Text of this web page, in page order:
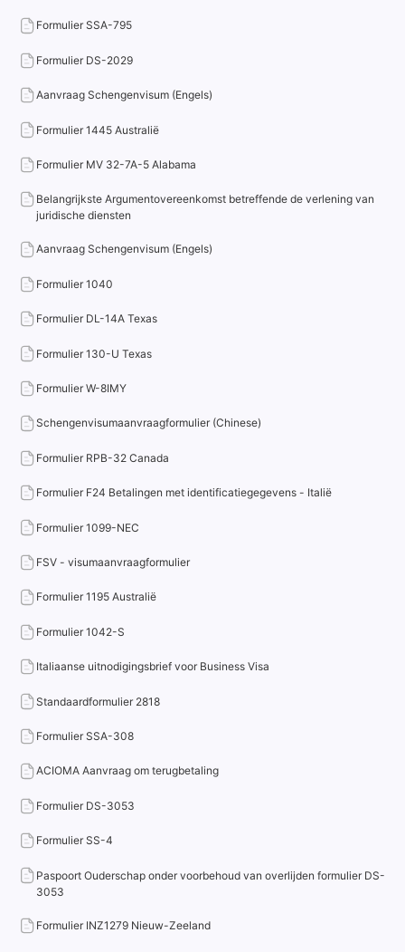
Formulier SSA-795
Formulier DS-2029
Aanvraag Schengenvisum (Engels)
Formulier 1445 Australië
Formulier MV 32-7A-5 Alabama
Belangrijkste Argumentovereenkomst betreffende de verlening van
juridische diensten
Aanvraag Schengenvisum (Engels)
Formulier 1040
Formulier DL-14A Texas
Formulier 130-U Texas
Formulier W-8IMY
Schengenvisumaanvraagformulier (Chinese)
Formulier RPB-32 Canada
Formulier F24 Betalingen met identificatiegegevens - Italië
Formulier 1099-NEC
FSV - visumaanvraagformulier
Formulier 1195 Australië
Formulier 1042-S
Italiaanse uitnodigingsbrief voor Business Visa
Standaardformulier 2818
Formulier SSA-308
ACIOMA Aanvraag om terugbetaling
Formulier DS-3053
Formulier SS-4
Paspoort Ouderschap onder voorbehoud van overlijden formulier DS-
3053
Formulier INZ1279 Nieuw-Zeeland